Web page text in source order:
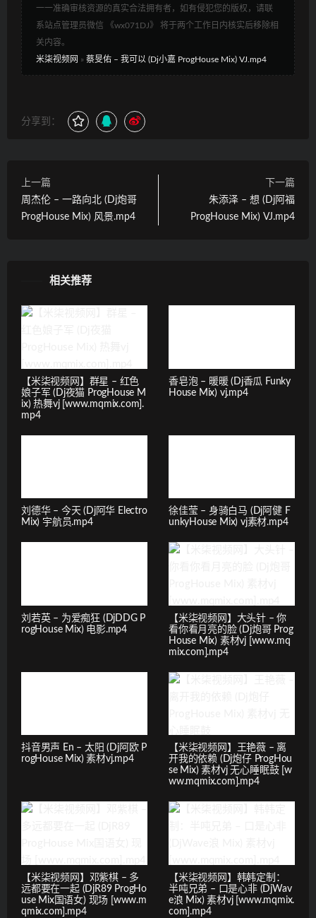
一一准确审核资源的真实合法拥有者，如有侵犯您的版权，请联
系站点管理员微信 《wx071DJ》 将于两个工作日内核实后移除相
关内容。
米柒视频网 » 蔡旻佑 – 我可以 (Dj小嘉 ProgHouse Mix) VJ.mp4
分享到：
上一篇
周杰伦 – 一路向北 (Dj炮哥
ProgHouse Mix) 风景.mp4
下一篇
朱添泽 – 想 (Dj阿福
ProgHouse Mix) VJ.mp4
相关推荐
【米柒视频网】群星 – 红色
娘子军 (Dj夜猫 ProgHouse M
ix) 热舞vj [www.mqmix.com].
mp4
香皂泡 – 暖暖 (Dj香瓜 Funky
House Mix) vj.mp4
刘德华 – 今天 (Dj阿华 Electro
Mix) 宇航员.mp4
徐佳莹 – 身骑白马 (Dj阿健 F
unkyHouse Mix) vj素材.mp4
刘若英 – 为爱痴狂 (DjDDG P
rogHouse Mix) 电影.mp4
【米柒视频网】大头针 – 你
看你看月亮的脸 (Dj炮哥 Prog
House Mix) 素材vj [www.mq
mix.com].mp4
抖音男声 En – 太阳 (Dj阿欧 P
rogHouse Mix) 素材vj.mp4
【米柒视频网】王艳薇 – 离
开我的依赖 (Dj炮仔 ProgHou
se Mix) 素材vj 无心睡眠鼓 [w
ww.mqmix.com].mp4
【米柒视频网】邓紫棋 – 多
远都要在一起 (DjR89 ProgHo
use Mix国语女) 现场 [www.m
qmix.com].mp4
【米柒视频网】韩韩定制：
半吨兄弟 – 口是心非 (DjWav
e浪 Mix) 素材vj [www.mqmix.
com].mp4